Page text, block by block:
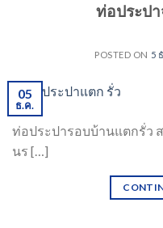
ท่อประป
POSTED ON 5
05
ธ.ค.
ท่อประปารอบบ้านแตกรั่ว
นร […]